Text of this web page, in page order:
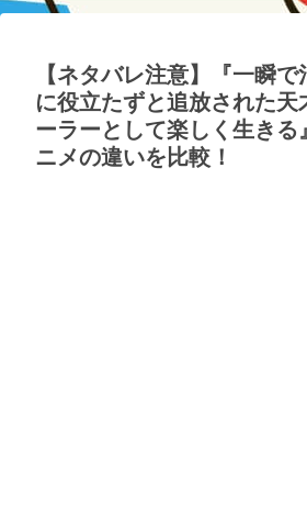
【ネタバレ注意】『一瞬
に役立たずと追放された天
ーラーとして楽しく生きる
ニメの違いを比較！